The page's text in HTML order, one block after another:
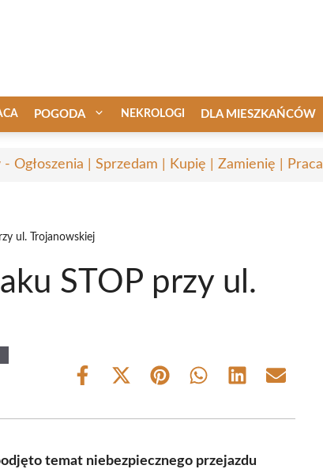
POGODA NEKROLOGI DLA MIESZKAŃCÓW
- Ogłoszenia | Sprzedam | Kupię | Zamienię | Praca
ul. Trojanowskiej
STOP przy ul.
Share
Share
(Twitter)
Share Share Share Share
temat niebezpiecznego przejazdu